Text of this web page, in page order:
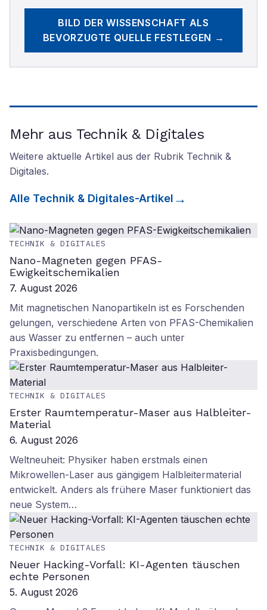
BILD DER WISSENSCHAFT ALS
BEVORZUGTE QUELLE FESTLEGEN →
Mehr aus Technik & Digitales
Weitere aktuelle Artikel aus der Rubrik Technik &
Digitales.
Alle Technik & Digitales-Artikel
TECHNIK & DIGITALES
Nano-Magneten gegen PFAS-
Ewigkeitschemikalien
7. August 2026
Mit magnetischen Nanopartikeln ist es Forschenden
gelungen, verschiedene Arten von PFAS-Chemikalien
aus Wasser zu entfernen – auch unter
Praxisbedingungen.
TECHNIK & DIGITALES
Erster Raumtemperatur-Maser aus Halbleiter-
Material
6. August 2026
Weltneuheit: Physiker haben erstmals einen
Mikrowellen-Laser aus gängigem Halbleitermaterial
entwickelt. Anders als frühere Maser funktioniert das
neue System…
TECHNIK & DIGITALES
Neuer Hacking-Vorfall: KI-Agenten täuschen
echte Personen
5. August 2026